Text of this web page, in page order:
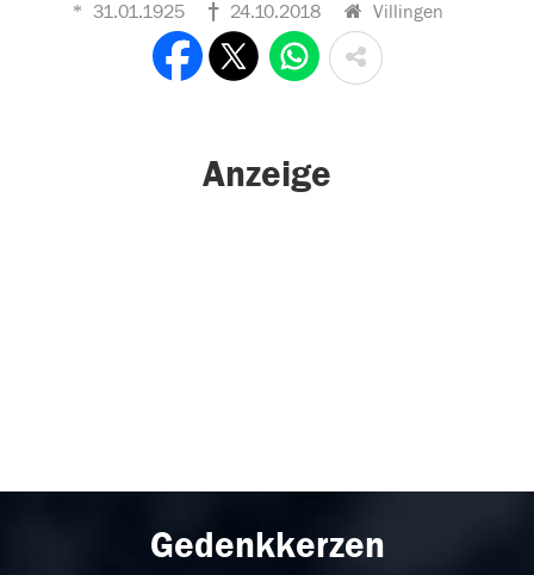
31.01.1925 24.10.2018 Villingen
Anzeige
Gedenkkerzen